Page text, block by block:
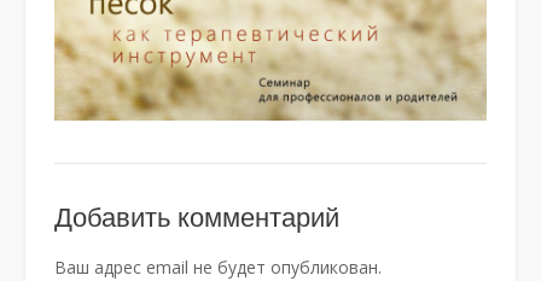
Добавить комментарий
Ваш адрес email не будет опубликован.